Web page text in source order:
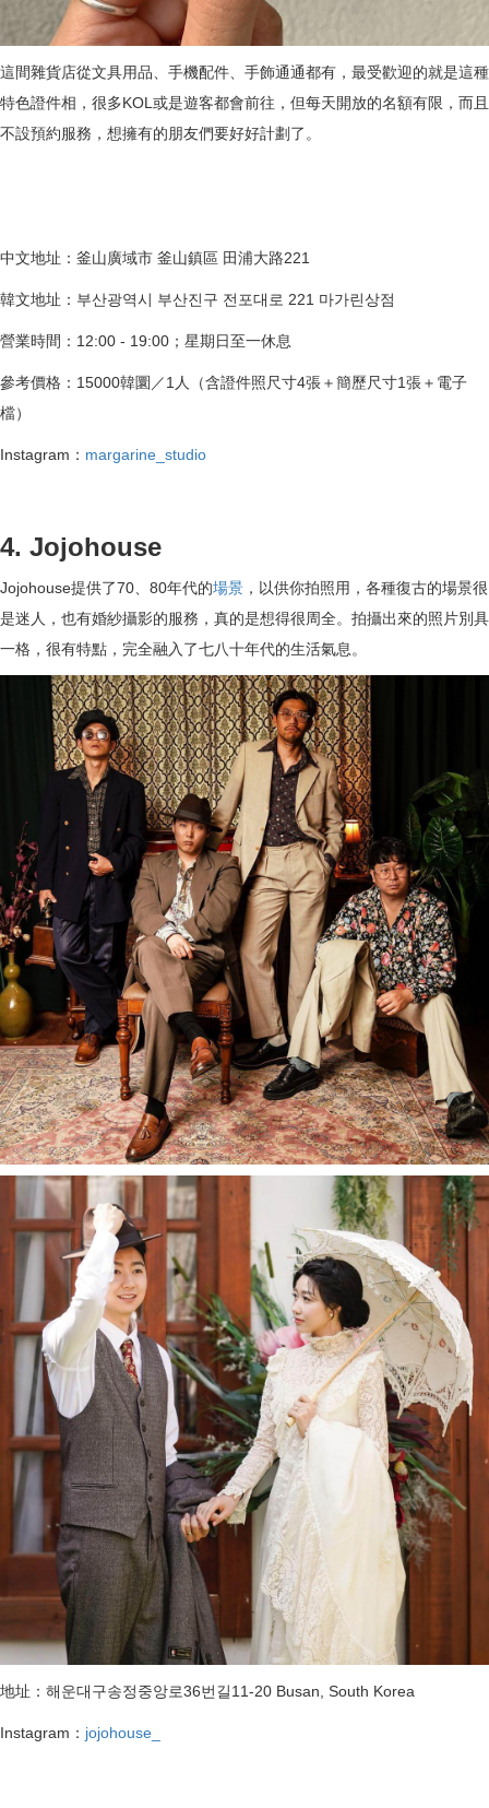
這間雜貨店從文具用品、手機配件、手飾通通都有，最受歡迎的就是這種
特色證件相，很多KOL或是遊客都會前往，但每天開放的名額有限，而且
不設預約服務，想擁有的朋友們要好好計劃了。
中文地址：釜山廣域市 釜山鎮區 田浦大路221
韓文地址：부산광역시 부산진구 전포대로 221 마가린상점
營業時間：12:00 - 19:00；星期日至一休息
參考價格：15000韓圜／1人（含證件照尺寸4張＋簡歷尺寸1張＋電子
檔）
Instagram： margarine_studio
4. Jojohouse
Jojohouse提供了70、80年代的場景 ，以供你拍照用，各種復古的場景很
是迷人，也有婚紗攝影的服務，真的是想得很周全。拍攝出來的照片別具
一格，很有特點，完全融入了七八十年代的生活氣息。
地址：해운대구송정중앙로36번길11-20 Busan, South Korea
Instagram： jojohouse_